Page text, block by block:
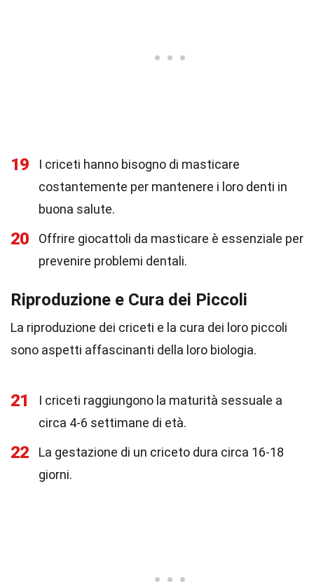
19
I criceti hanno bisogno di masticare
costantemente per mantenere i loro denti in
buona salute.
20
Offrire giocattoli da masticare è essenziale per
prevenire problemi dentali.
Riproduzione e Cura dei Piccoli
La riproduzione dei criceti e la cura dei loro piccoli
sono aspetti affascinanti della loro biologia.
21
I criceti raggiungono la maturità sessuale a
circa 4-6 settimane di età.
22
La gestazione di un criceto dura circa 16-18
giorni.